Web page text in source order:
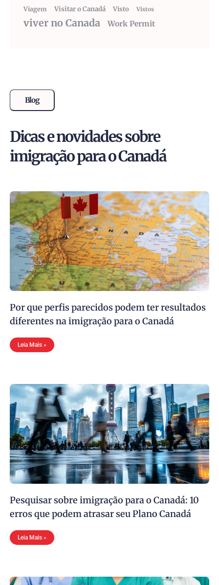
Viagem Visitar o Canadá Visto Vistos
viver no Canada Work Permit
Blog
Dicas e novidades sobre
imigração para o Canadá
Por que perfis parecidos podem ter resultados
diferentes na imigração para o Canadá
Leia Mais »
Pesquisar sobre imigração para o Canadá: 10
erros que podem atrasar seu Plano Canadá
Leia Mais »